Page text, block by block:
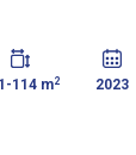
114 m2 2023